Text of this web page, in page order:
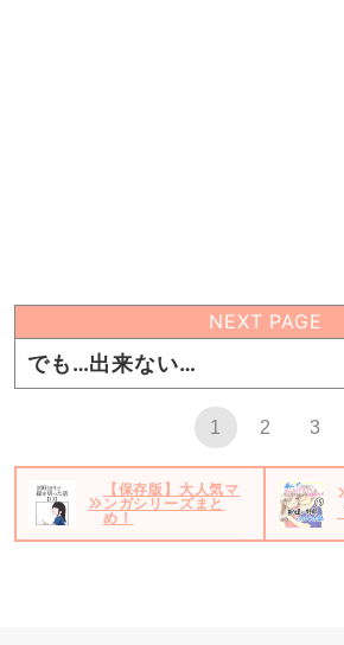
NEXT PAGE
でも…出来ない…
1 2 3
【保存版】大人気マ
ンガシリーズまと
め！